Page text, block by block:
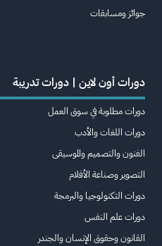
جوائز ومسابقات
دورات أون لاين | دورات تدريبة
دورات مطلوبة في سوق العمل
دورات اللغات والأدب
الفنون والتصميم والموسيقى
التصوير وصناعة الأفلام
دورات التكنولوجيا والبرمجة
دورات علم النفس
القانون وحقوق الإنسان والجندر